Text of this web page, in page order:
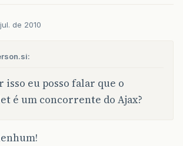
de 2010
isso eu posso falar que o
é um concorrente do Ajax?